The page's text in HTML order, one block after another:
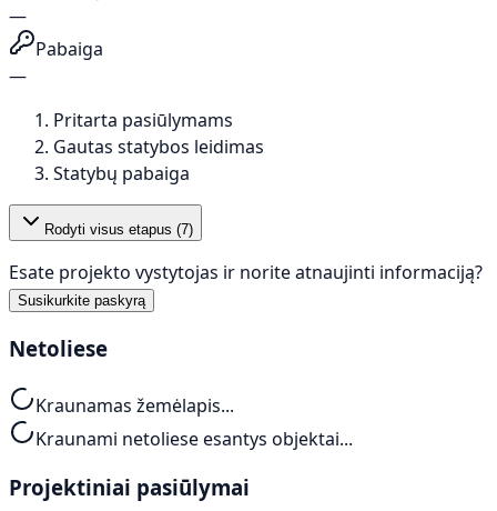
—
Pabaiga
—
Pritarta pasiūlymams
Gautas statybos leidimas
Statybų pabaiga
Rodyti visus etapus (7)
Esate projekto vystytojas ir norite atnaujinti informaciją?
Susikurkite paskyrą
Netoliese
Kraunamas žemėlapis...
Kraunami netoliese esantys objektai...
Projektiniai pasiūlymai